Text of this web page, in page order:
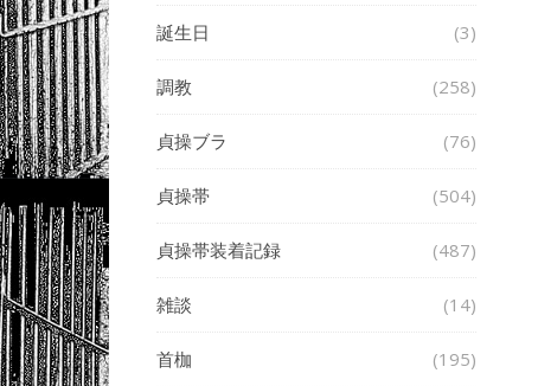
誕生日 (3)
調教 (258)
貞操ブラ (76)
貞操帯 (504)
貞操帯装着記録 (487)
雑談 (14)
首枷 (195)